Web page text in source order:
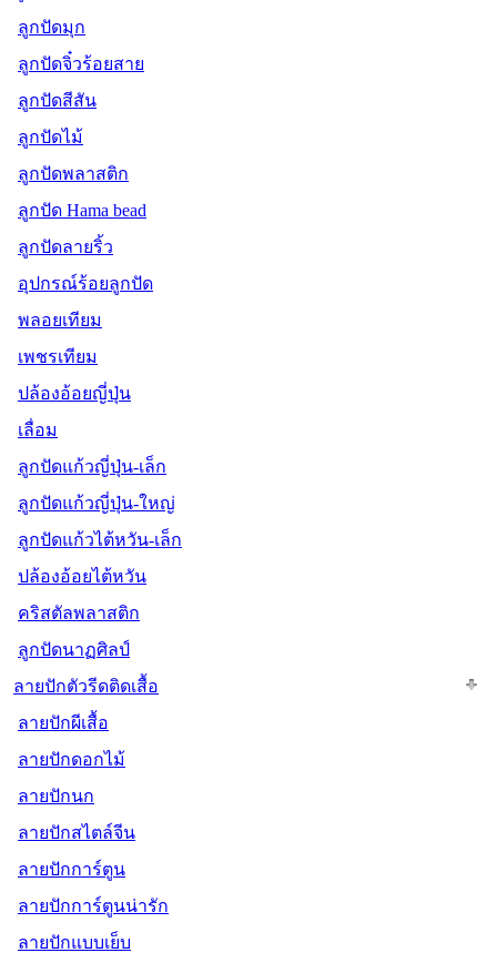
ลูกปัดมุก
ลูกปัดจิ๋วร้อยสาย
ลูกปัดสีสัน
ลูกปัดไม้
ลูกปัดพลาสติก
ลูกปัด Hama bead
ลูกปัดลายริ้ว
อุปกรณ์ร้อยลูกปัด
พลอยเทียม
เพชรเทียม
ปล้องอ้อยญี่ปุ่น
เลื่อม
ลูกปัดแก้วญี่ปุ่น-เล็ก
ลูกปัดแก้วญี่ปุ่น-ใหญ่
ลูกปัดแก้วไต้หวัน-เล็ก
ปล้องอ้อยไต้หวัน
คริสตัลพลาสติก
ลูกปัดนาฏศิลป์
ลายปักตัวรีดติดเสื้อ
ลายปักผีเสื้อ
ลายปักดอกไม้
ลายปักนก
ลายปักสไตล์จีน
ลายปักการ์ตูน
ลายปักการ์ตูนน่ารัก
ลายปักแบบเย็บ